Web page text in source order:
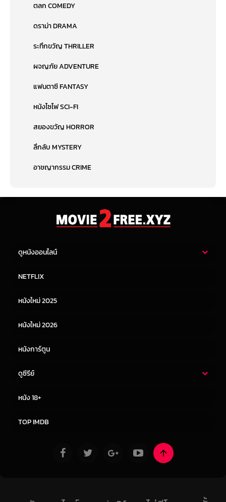
ตลก COMEDY
ดราม่า DRAMA
ระทึกขวัญ THRILLER
ผจญภัย ADVENTURE
แฟนตาซี FANTASY
หนังไซไฟ SCI-FI
สยองขวัญ HORROR
ลึกลับ MYSTERY
อาชญากรรม CRIME
ดูหนังออนไลน์
หนังจีน
NETFLIX
หนังใหม่ 2025
หนังใหม่ 2026
หนังการ์ตูน
ดูซีรีย์
หนัง 18+
TOP IMDB